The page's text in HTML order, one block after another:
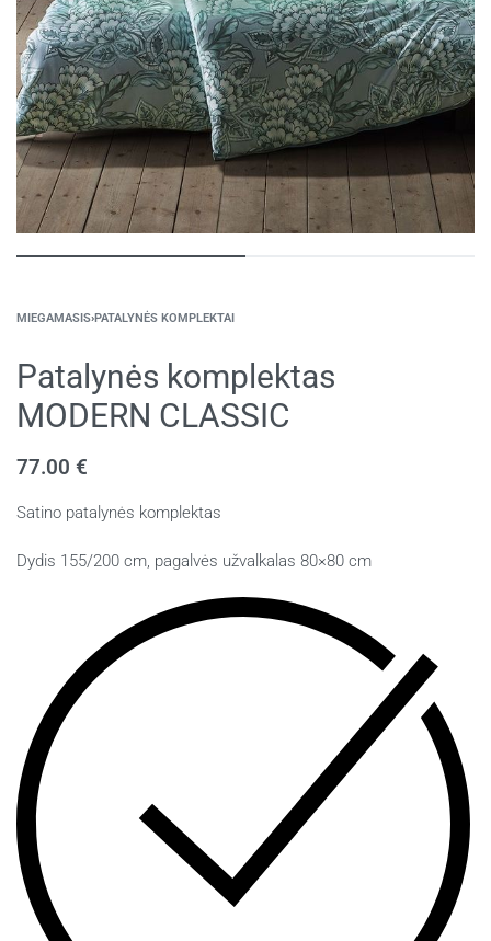
MIEGAMASIS›PATALYNĖS KOMPLEKTAI
Patalynės komplektas
MODERN CLASSIC
77.00 €
Satino patalynės komplektas
Dydis 155/200 cm, pagalvės užvalkalas 80×80 cm